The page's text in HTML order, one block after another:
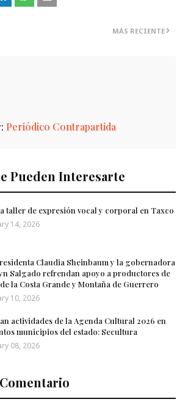
MÁS RECIENTE
Periódico Contrapartida
Pueden Interesarte
taller de expresión vocal y corporal en Taxco
14, 2026
Claudia Sheinbaum y la gobernadora
Salgado refrendan apoyo a productores de
la Costa Grande y Montaña de Guerrero
10, 2026
actividades de la Agenda Cultural 2026 en
municipios del estado: Secultura
08, 2026